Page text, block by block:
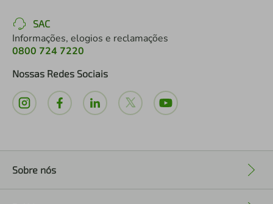
SAC
Informações, elogios e reclamações
0800 724 7220
Nossas Redes Sociais
Sobre nós